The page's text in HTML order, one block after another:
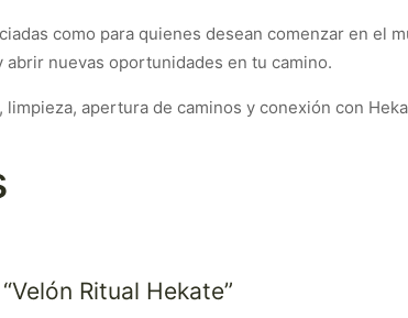
como para quienes desean comenzar en el
nuevas oportunidades en tu camino.
apertura de caminos y conexión con
Ritual Hekate”